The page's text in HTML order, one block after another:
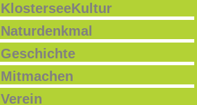
KlosterseeKultur
Naturdenkmal
Geschichte
Mitmachen
Verein